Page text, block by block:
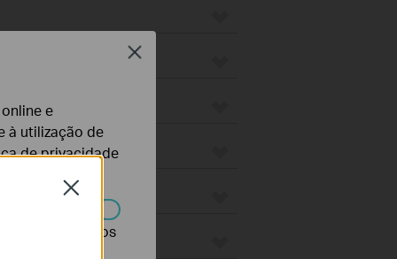
Close
e
à utilização de
de privacidade
desativados nos
Close